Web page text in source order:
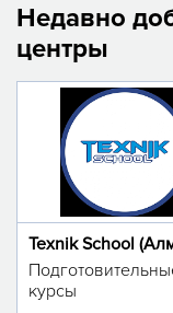
Недавно
центры
Texnik School
курсы